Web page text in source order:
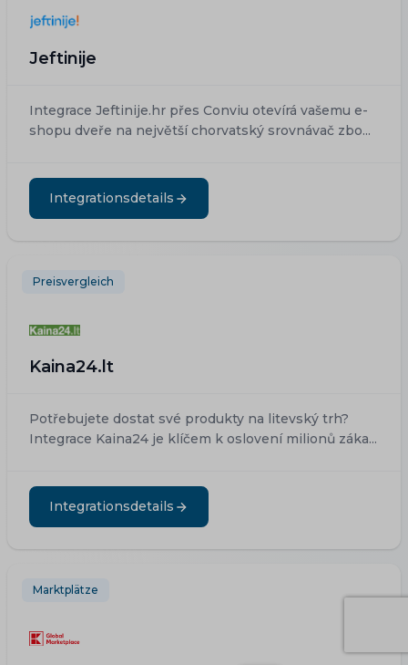
Jeftinije
Integrace Jeftinije.hr přes Conviu otevírá vašemu e-
shopu dveře na největší chorvatský srovnávač zbo...
Integrationsdetails
Preisvergleich
Kaina24.lt
Potřebujete dostat své produkty na litevský trh?
Integrace Kaina24 je klíčem k oslovení milionů záka...
Integrationsdetails
Marktplätze